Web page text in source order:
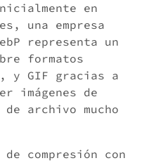
en
una empresa
representa un
formatos
y GIF gracias a
imágenes de
archivo mucho
compresión con